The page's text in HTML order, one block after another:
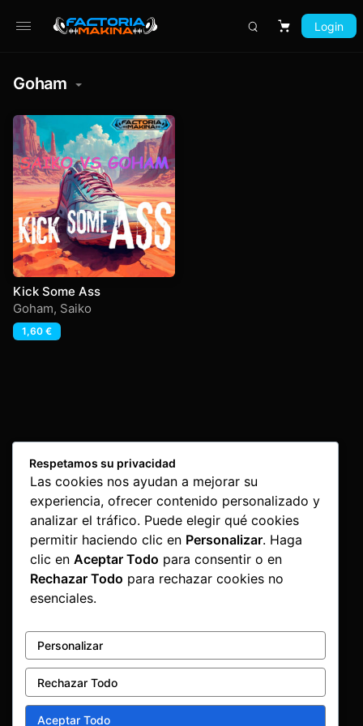
Carrito
Login
Goham
Kick Some Ass
Goham, Saiko
1,60 €
Respetamos su privacidad
Las cookies nos ayudan a mejorar su
experiencia, ofrecer contenido personalizado y
analizar el tráfico. Puede elegir qué cookies
permitir haciendo clic en Personalizar. Haga
clic en Aceptar Todo para consentir o en
Rechazar Todo para rechazar cookies no
esenciales.
Personalizar
Rechazar Todo
Aceptar Todo